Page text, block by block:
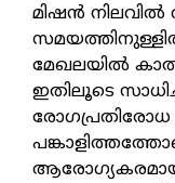
മിഷന്‍
മേഖലയില്‍
ഇതിലൂടെ
ആരോഗ്യകരമായ